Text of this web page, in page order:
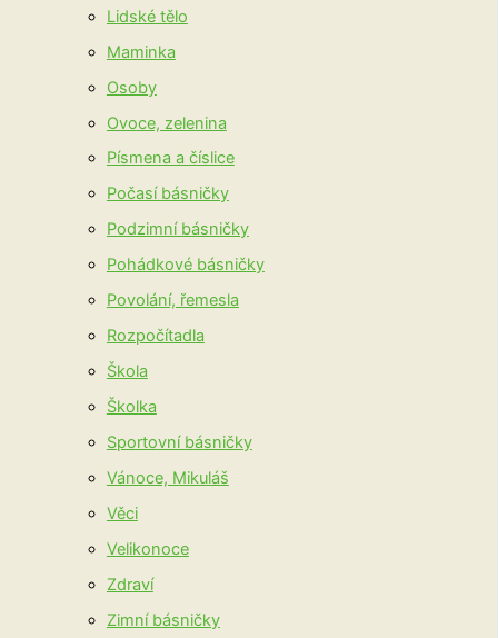
Lidské tělo
Maminka
Osoby
Ovoce, zelenina
Písmena a číslice
Počasí básničky
Podzimní básničky
Pohádkové básničky
Povolání, řemesla
Rozpočítadla
Škola
Školka
Sportovní básničky
Vánoce, Mikuláš
Věci
Velikonoce
Zdraví
Zimní básničky